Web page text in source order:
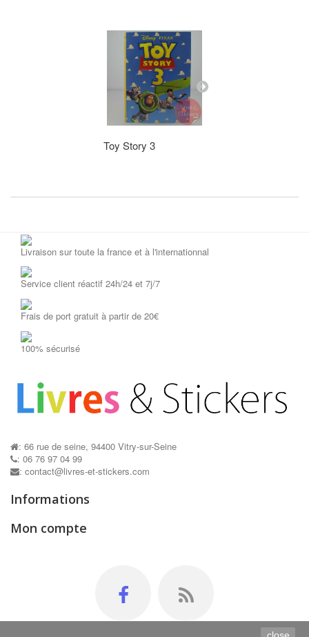
Toy Story 3
Livraison sur toute la france et à l'internationnal
Service client réactif 24h/24 et 7j/7
Frais de port gratuit à partir de 20€
100% sécurisé
: 66 rue de seine, 94400 Vitry-sur-Seine
: 06 76 97 04 99
: contact@livres-et-stickers.com
Informations
Mon compte